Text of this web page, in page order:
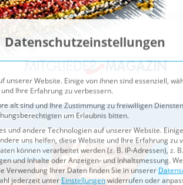
VIDEOS
Ihre Erfahrung zu verbessern.
alt sind und Ihre Zustimmung zu freiwilligen
und andere Technologien auf unserer Website. Einige
uns helfen, diese Website und Ihre Erfahrung zu
können verarbeitet werden (z. B. IP-Adressen), z.
Verwendung Ihrer Daten finden Sie in unserer
jederzeit unterEinstellungenwiderrufen oder
Service-Gruppen, für die eine
Speichern
Alle akzeptieren